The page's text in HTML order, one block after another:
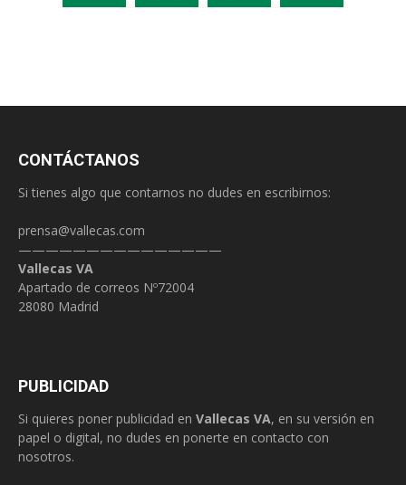
CONTÁCTANOS
Si tienes algo que contarnos no dudes en escribirnos:
prensa@vallecas.com
———————————————
Vallecas VA
Apartado de correos Nº72004
28080 Madrid
PUBLICIDAD
Si quieres poner publicidad en Vallecas VA, en su versión en
papel o digital, no dudes en ponerte en contacto con
nosotros.